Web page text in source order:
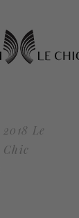
Le
Chic